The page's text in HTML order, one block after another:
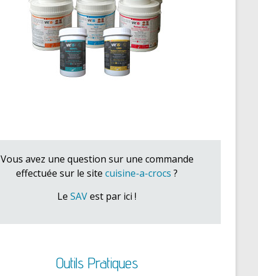
Vous avez une question sur une commande
effectuée sur le site cuisine-a-crocs ?
Le SAVest par ici !
Outils Pratiques